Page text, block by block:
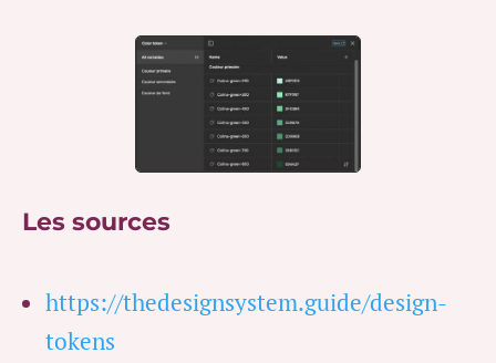
Les sources
https://thedesignsystem.guide/design-
tokens